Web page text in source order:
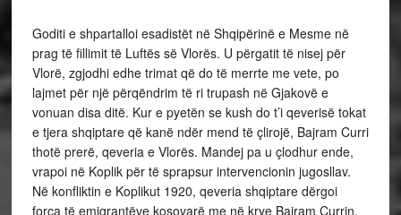
Goditi e shpartalloi esadistët në Shqipërinë e Mesme në
prag të fillimit të Luftës së Vlorës. U përgatit të nisej për
Vlorë, zgjodhi edhe trimat që do të merrte me vete, po
lajmet për një përqëndrim të ri trupash në Gjakovë e
vonuan disa ditë. Kur e pyetën se kush do t’i qeverisë tokat
e tjera shqiptare që kanë ndër mend të çlirojë, Bajram Curri
thotë prerë, qeveria e Vlorës. Mandej pa u çlodhur ende,
vrapoi në Koplik për të sprapsur intervencionin jugosllav.
Në konfliktin e Koplikut 1920, qeveria shqiptare dërgoi
forca të emigrantëve kosovarë me në krye Bajram Currin,